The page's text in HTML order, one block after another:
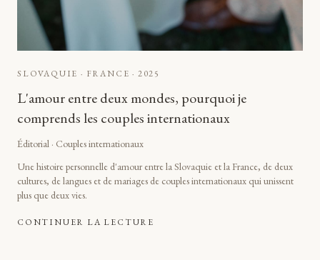
SLOVAQUIE · FRANCE · 2025
L'amour entre deux mondes, pourquoi je
comprends les couples internationaux
Éditorial · Couples internationaux
Une histoire personnelle d'amour entre la Slovaquie et la France, de deux
cultures, de langues et de mariages de couples internationaux qui unissent
plus que deux vies.
CONTINUER LA LECTURE